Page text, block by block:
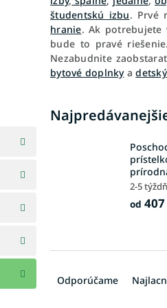
študentskú izbu. Prvé
hranie. Ak potrebujete
bude to pravé
Nezabudnite
bytové doplnkya
2-5
od
aOdporúčame